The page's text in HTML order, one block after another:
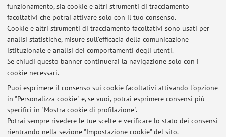
funzionamento, sia cookie e altri strumenti di tracciamento
facoltativi che potrai attivare solo con il tuo consenso.
Cookie e altri strumenti di tracciamento facoltativi sono usati per
analisi statistiche, misure sull'efficacia della comunicazione
istituzionale e analisi dei comportamenti degli utenti.
Se chiudi questo banner continuerai la navigazione solo con i
cookie necessari.
Puoi esprimere il consenso sui cookie facoltativi attivando l'opzione
in "Personalizza cookie" e, se vuoi, potrai esprimere consensi più
specifici in "Mostra cookie di profilazione".
Potrai sempre rivedere le tue scelte e verificare lo stato dei consensi
rientrando nella sezione "Impostazione cookie" del sito.
Ultimi avvisi
Al momento non sono presenti avvisi.
Area riservata
Accedi tramiteloginper gestire tutti i contenuti del sito.